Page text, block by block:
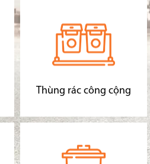
Thùng rác công cộng